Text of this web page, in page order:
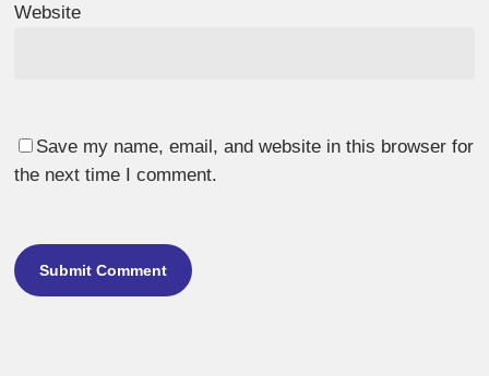
Website
Save my name, email, and website in this browser for
the next time I comment.